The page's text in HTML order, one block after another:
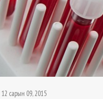
12 сарын 09, 2015